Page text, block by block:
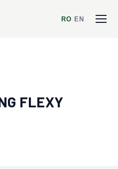
RO EN
FLEXY